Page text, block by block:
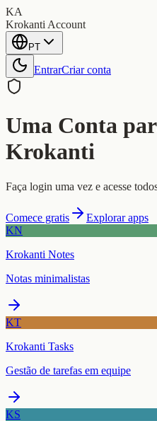
KA
Krokanti Account
PT
EntrarCriar conta
Uma Conta
Krokanti
Faça login uma vez e acesse
Comece gratis
Explorar apps
KN
Krokanti Notes
Notas minimalistas
KT
Krokanti Tasks
Gestão de tarefas em equipe
KS